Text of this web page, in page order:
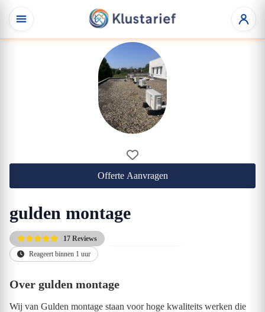
Offerte Aanvragen
gulden montage
17 Reviews
Reageert binnen 1 uur
Over gulden montage
Wij van Gulden montage staan voor hoge kwaliteits werken die